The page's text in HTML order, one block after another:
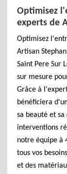
Optimisez
experts de
Optimisez
Artisan
Saint Pere Sur
sur mesure
Grâce à
bénéficiera
sa beauté et
interventions
notre équipe à
tous vos
et des